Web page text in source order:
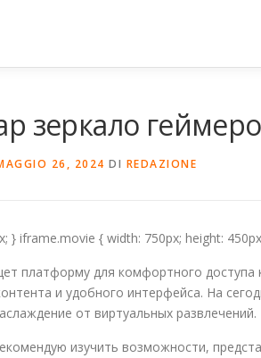
зеркало
26, 2024 DI REDAZIONE
} iframe.movie { width: 750px; height:
платформу для комфортного
и удобного интерфейса. На
от виртуальных развлечений.
изучить возможности,